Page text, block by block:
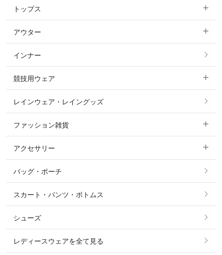
すべてのキュロット
フルグリップ・尻革 キュロット
ニーグリップ・膝革 キュロット
トップス
すべてのトップス
ポロシャツ
カットソー・Tシャツ・タンクトップ
パーカー・トレーナー・スウェット
ニット・セーター
シャツ・ブラウス・ワンピース
アウター
すべてのアウター
コート
ジャケット・ブルゾン
その他 アウター
インナー
競技用ウェア
すべての競技用ウェア
ショージャケット
ショーシャツ
レインウェア・レイングッズ
ファッション雑貨
すべてのファッション雑貨
ソックス
ベルト
マフラー・スカーフ・ストール・スヌード
アクセサリー
すべてのアクセサリー
リング
ピアス・イヤリング
バッグ・ポーチ
スカート・パンツ・ボトムス
シューズ
レディースウェアを全て見る